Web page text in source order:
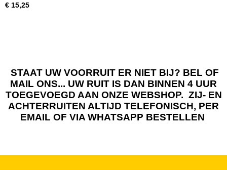
€ 15,25
STAAT UW VOORRUIT ER NIET BIJ? BEL OF
MAIL ONS... UW RUIT IS DAN BINNEN 4 UUR
TOEGEVOEGD AAN ONZE WEBSHOP. ZIJ- EN
ACHTERRUITEN ALTIJD TELEFONISCH, PER
EMAIL OF VIA WHATSAPP BESTELLEN